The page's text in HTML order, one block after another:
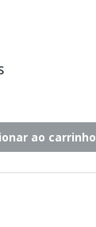
ao carrinho